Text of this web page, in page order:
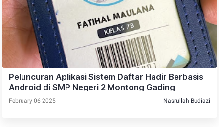
Peluncuran Aplikasi Sistem Daftar Hadir Berbasis
Android di SMP Negeri 2 Montong Gading
February 06 2025 Nasrullah Budiazi